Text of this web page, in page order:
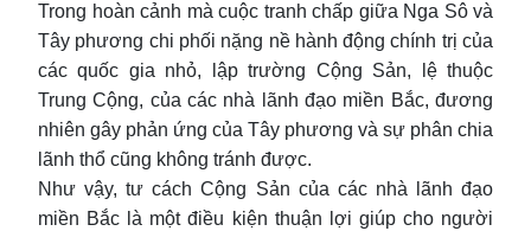
Trong hoàn cảnh mà cuộc tranh chấp giữa Nga Sô và
Tây phương chi phối nặng nề hành động chính trị của
các quốc gia nhỏ, lập trường Cộng Sản, lệ thuộc
Trung Cộng, của các nhà lãnh đạo miền Bắc, đương
nhiên gây phản ứng của Tây phương và sự phân chia
lãnh thổ cũng không tránh được.
Như vậy, tư cách Cộng Sản của các nhà lãnh đạo
miền Bắc là một điều kiện thuận lợi giúp cho người